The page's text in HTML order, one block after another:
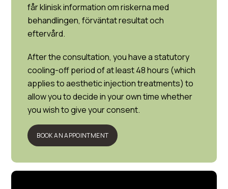
får klinisk information om riskerna med
behandlingen, förväntat resultat och
eftervård.
After the consultation, you have a statutory
cooling-off period of at least 48 hours (which
applies to aesthetic injection treatments) to
allow you to decide in your own time whether
you wish to give your consent.
BOOK AN APPOINTMENT